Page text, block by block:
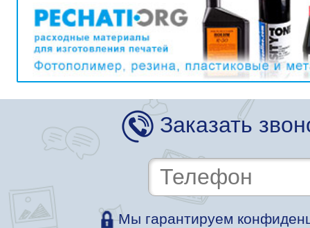
Заказать
Мы гарантируем